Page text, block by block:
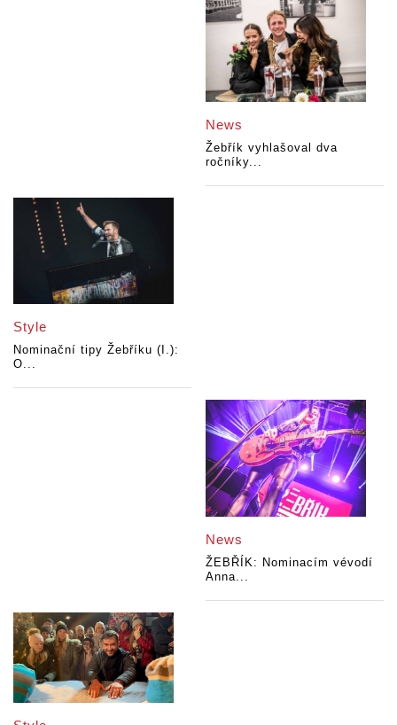
News
Žebřík vyhlašoval dva
ročníky...
Style
Nominační tipy Žebříku (I.):
O...
News
ŽEBŘÍK: Nominacím vévodí
Anna...